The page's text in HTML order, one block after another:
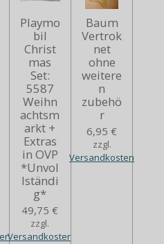
Playmo
bil
Christ
mas
Set:
5587
Weihn
achtsm
arkt +
Extras
in OVP
*Unvol
lständi
g*
49,75 €
zzgl.
Versandkosten
Baum
Vertrok
net
ohne
weitere
n
zubehö
r
6,95 €
zzgl.
Versandkosten